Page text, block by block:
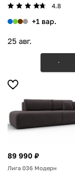
4.8
+1 вар.
25 авг.
89 990 ₽
Лига 036 Модерн